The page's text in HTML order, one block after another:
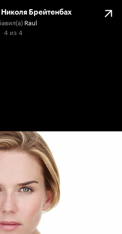
Брейтенбах
Raul
4 из 4